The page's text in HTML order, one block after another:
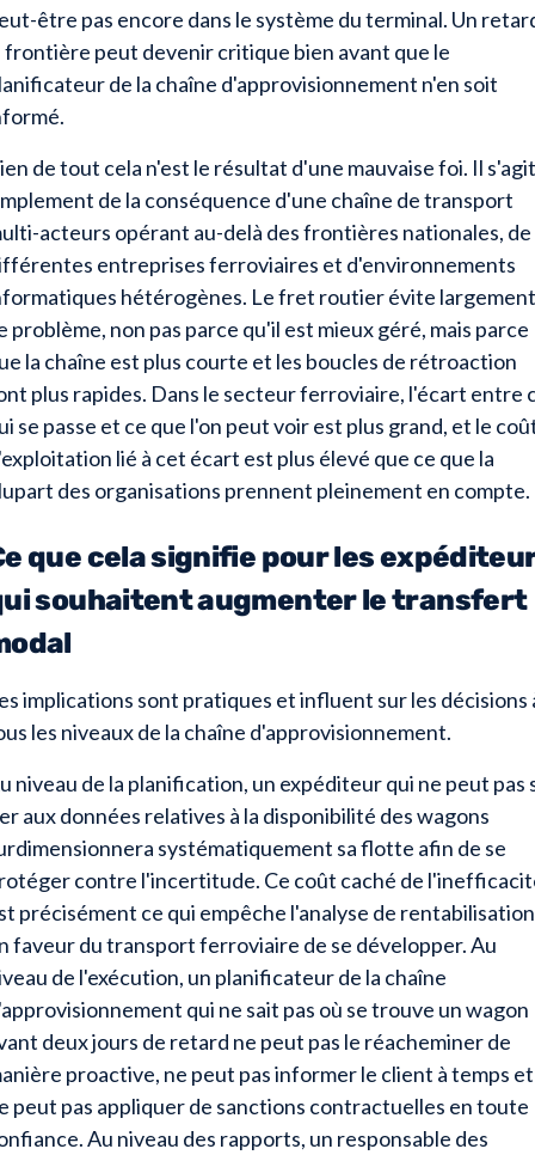
être pas encore dans le système du terminal. Un
frontière peut devenir critique bien avant que le
de la chaîne d'approvisionnement n'en soit
de tout cela n'est le résultat d'une mauvaise foi. Il s'agit
de la conséquence d'une chaîne de transport
acteurs opérant au-delà des frontières nationales, de
entreprises ferroviaires et d'environnements
hétérogènes. Le fret routier évite largement
problème, non pas parce qu'il est mieux géré, mais parce
la chaîne est plus courte et les boucles de rétroaction
plus rapides. Dans le secteur ferroviaire, l'écart entre
se passe et ce que l'on peut voir est plus grand, et le
lié à cet écart est plus élevé que ce que la
des organisations prennent pleinement en compte.
que cela signifie pour les
souhaitent augmenter le transfert
implications sont pratiques et influent sur les décisions
les niveaux de la chaîne d'approvisionnement.
niveau de la planification, un expéditeur qui ne peut pas
aux données relatives à la disponibilité des wagons
systématiquement sa flotte afin de se
contre l'incertitude. Ce coût caché de
précisément ce qui empêche l'analyse de rentabilisation
faveur du transport ferroviaire de se développer. Au
de l'exécution, un planificateur de la chaîne
qui ne sait pas où se trouve un wagon
deux jours de retard ne peut pas le réacheminer de
proactive, ne peut pas informer le client à temps et
peut pas appliquer de sanctions contractuelles en toute
Au niveau des rapports, un responsable des